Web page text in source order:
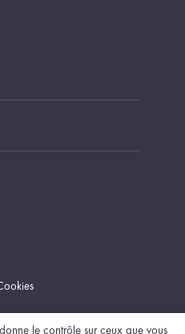
le contrôle sur ceux que vous